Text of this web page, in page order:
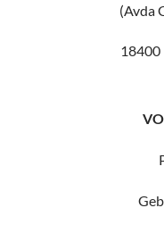
(Avda
18400